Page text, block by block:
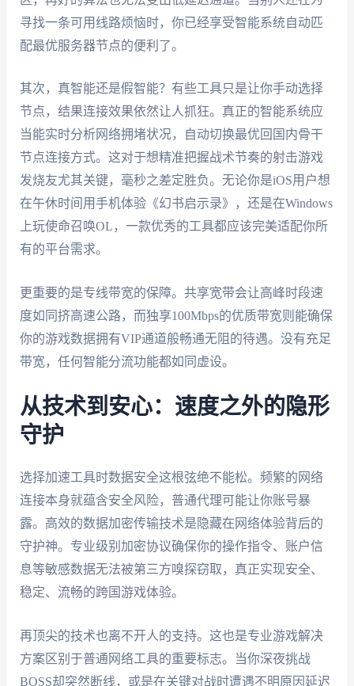
寻找一条可用线路烦恼时，你已经享受智能系统自动匹
配最优服务器节点的便利了。
其次，真智能还是假智能？有些工具只是让你手动选择
节点，结果连接效果依然让人抓狂。真正的智能系统应
当能实时分析网络拥堵状况，自动切换最优回国内骨干
节点连接方式。这对于想精准把握战术节奏的射击游戏
发烧友尤其关键，毫秒之差定胜负。无论你是iOS用户想
在午休时间用手机体验《幻书启示录》，还是在Windows
上玩使命召唤OL，一款优秀的工具都应该完美适配你所
有的平台需求。
更重要的是专线带宽的保障。共享宽带会让高峰时段速
度如同挤高速公路，而独享100Mbps的优质带宽则能确保
你的游戏数据拥有VIP通道般畅通无阻的待遇。没有充足
带宽，任何智能分流功能都如同虚设。
从技术到安心：速度之外的隐形
守护
选择加速工具时数据安全这根弦绝不能松。频繁的网络
连接本身就蕴含安全风险，普通代理可能让你账号暴
露。高效的数据加密传输技术是隐藏在网络体验背后的
守护神。专业级别加密协议确保你的操作指令、账户信
息等敏感数据无法被第三方嗅探窃取，真正实现安全、
稳定、流畅的跨国游戏体验。
再顶尖的技术也离不开人的支持。这也是专业游戏解决
方案区别于普通网络工具的重要标志。当你深夜挑战
BOSS却突然断线，或是在关键对战时遭遇不明原因延迟